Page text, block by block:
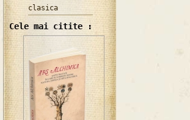
clasica
Cele mai citite :